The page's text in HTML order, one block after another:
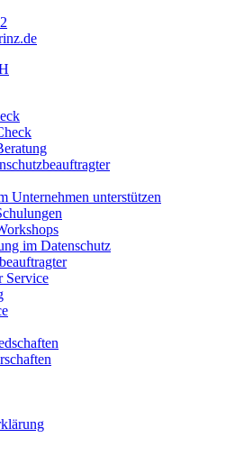
Unternehmen unterstützen
im Datenschutz
Service